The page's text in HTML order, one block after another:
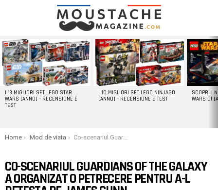
LATEST
STORIES
I 13 MIGLIORI SET LEGO STAR
WARS [ANNO] – RECENSIONE E
TEST
I 10 MIGLIORI SET LEGO NINJAGO
[ANNO] – RECENSIONE E TEST
SCOPRI I
WARS DI
You are here:
Home Mod de viata Co-scenariul Guardians of the Galaxy a organizat o petrecere pentru a-l detesta pe James Gunn
CO-SCENARIUL GUARDIANS OF THE GALAXY
A ORGANIZAT O PETRECERE PENTRU A-L